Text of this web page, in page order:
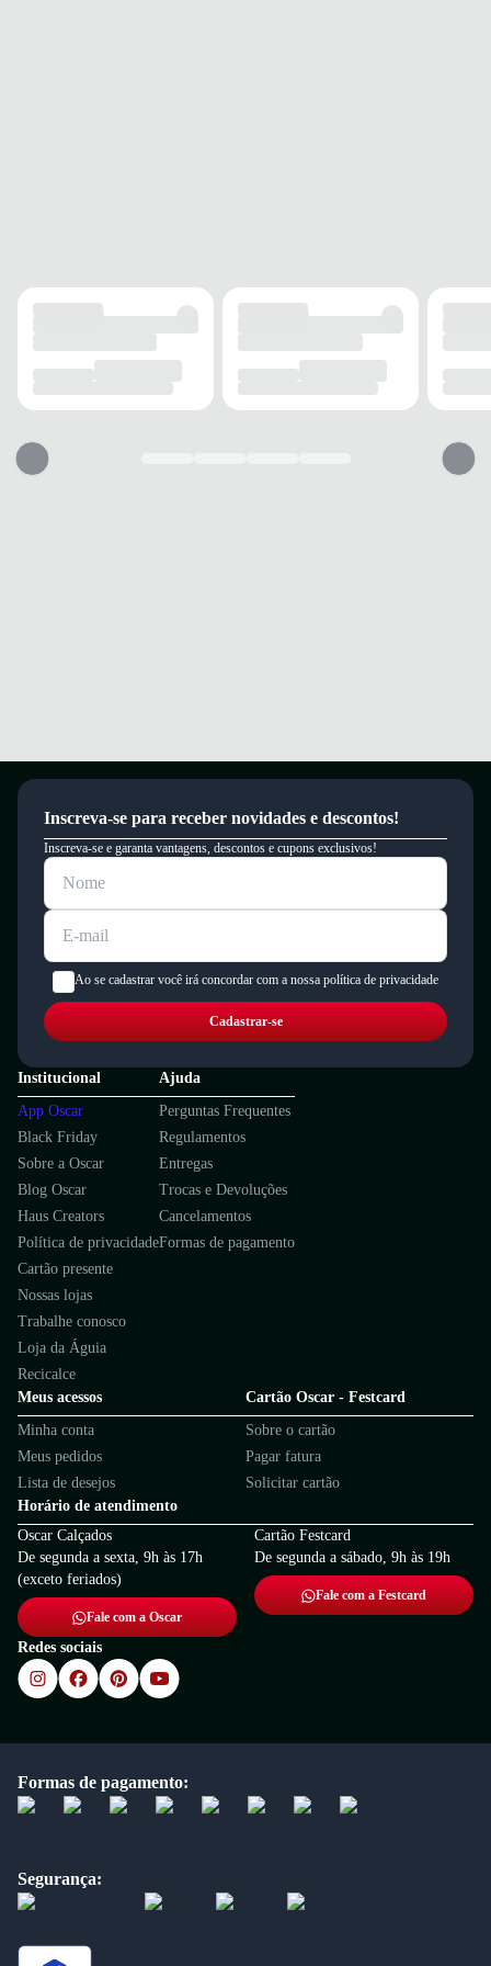
Inscreva-se para receber novidades e descontos!
Inscreva-se e garanta vantagens, descontos e cupons exclusivos!
Ao se cadastrar você irá concordar com a nossa política de privacidade
Cadastrar-se
Institucional
App Oscar
Black Friday
Sobre a Oscar
Blog Oscar
Haus Creators
Política de privacidade
Cartão presente
Nossas lojas
Trabalhe conosco
Loja da Águia
Recicalce
Ajuda
Perguntas Frequentes
Regulamentos
Entregas
Trocas e Devoluções
Cancelamentos
Formas de pagamento
Meus acessos
Minha conta
Meus pedidos
Lista de desejos
Cartão Oscar - Festcard
Sobre o cartão
Pagar fatura
Solicitar cartão
Horário de atendimento
Oscar Calçados
De segunda a sexta, 9h às 17h
(exceto feriados)
Fale com a Oscar
Cartão Festcard
De segunda a sábado, 9h às 19h
Fale com a Festcard
Redes sociais
Formas de pagamento:
Segurança: